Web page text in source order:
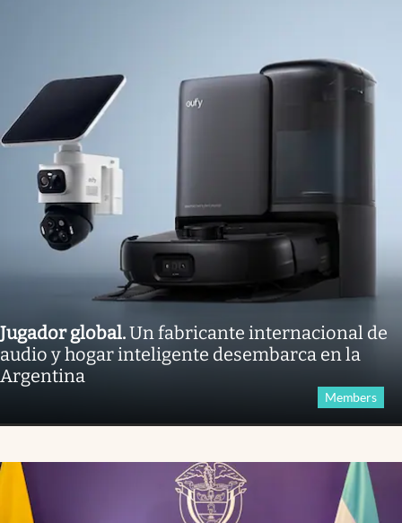
Jugador global.Un fabricante internacional de
audio y hogar inteligente desembarca en la
Argentina
Members